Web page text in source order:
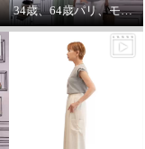
34歳、64歳パリ、モンマルトルの階段プリントカットソーを着る。